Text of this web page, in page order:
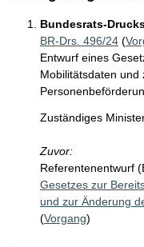
Bundesrats-
BR-Drs. 496/24 (
Entwurf eines
Mobilitätsdaten und
Zuständiges
Zuvor:
Referentenentwurf
Gesetzes zur
und zur Änderung
(Vorgang)